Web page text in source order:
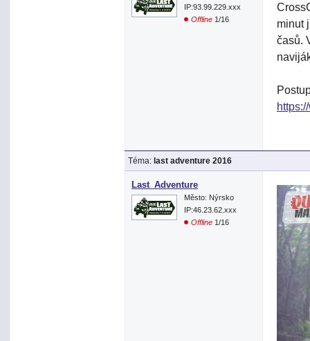
IP:93.99.229.xxx
Offline 1/16
minut
časů.
Téma: last adventure 2016
Last_Adventure
Město: Nýrsko
IP:46.23.62.xxx
Offline 1/16